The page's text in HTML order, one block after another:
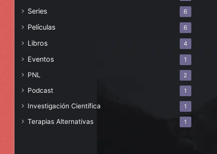
Series 6
Películas 6
Libros 4
Eventos 1
PNL 2
Podcast 1
Investigación Científica 1
Terapias Alternativas 1